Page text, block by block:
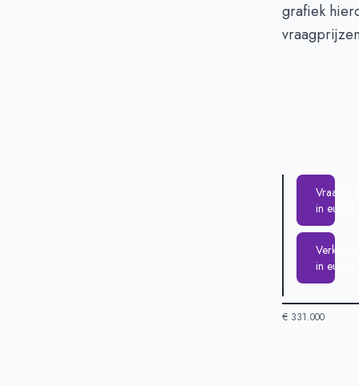
grafiek
Vraagprijs
in euro's
in euro's
€ 331.000